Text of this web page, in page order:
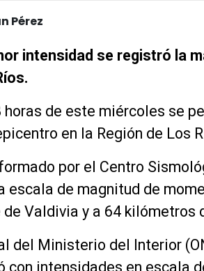
Pérez
intensidad se registró la
horas de este miércoles se
en la Región de Los
por el Centro
escala de magnitud de
Valdivia y a 64 kilómetros
del Ministerio del Interior
con intensidades en escala